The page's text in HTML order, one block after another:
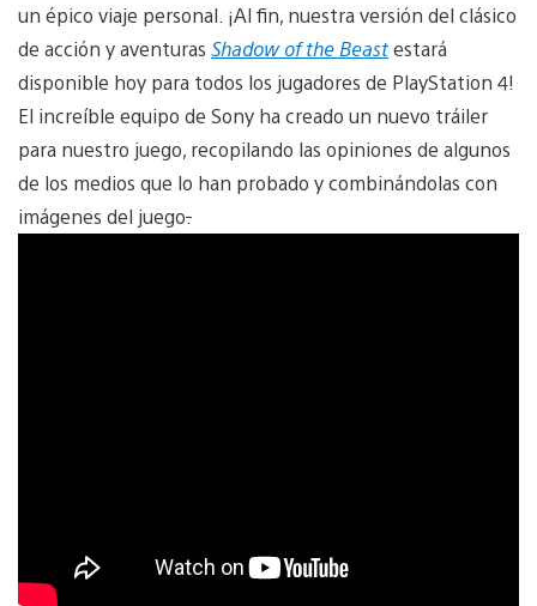
un épico viaje personal. ¡Al fin, nuestra versión del clásico
de acción y aventuras Shadow of the Beastestará
disponible hoy para todos los jugadores de PlayStation 4!
El increíble equipo de Sony ha creado un nuevo tráiler
para nuestro juego, recopilando las opiniones de algunos
de los medios que lo han probado y combinándolas con
imágenes del juego.